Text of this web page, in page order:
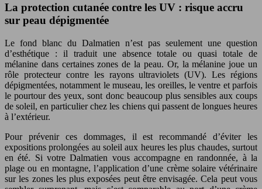
La protection cutanée contre les UV : risque accru
sur peau dépigmentée
Le fond blanc du Dalmatien n’est pas seulement une question
d’esthétique : il traduit une absence totale ou quasi totale de
mélanine dans certaines zones de la peau. Or, la mélanine joue un
rôle protecteur contre les rayons ultraviolets (UV). Les régions
dépigmentées, notamment le museau, les oreilles, le ventre et parfois
le pourtour des yeux, sont donc beaucoup plus sensibles aux coups
de soleil, en particulier chez les chiens qui passent de longues heures
à l’extérieur.
Pour prévenir ces dommages, il est recommandé d’éviter les
expositions prolongées au soleil aux heures les plus chaudes, surtout
en été. Si votre Dalmatien vous accompagne en randonnée, à la
plage ou en montagne, l’application d’une crème solaire vétérinaire
sur les zones les plus exposées peut être envisagée. Cela peut vous